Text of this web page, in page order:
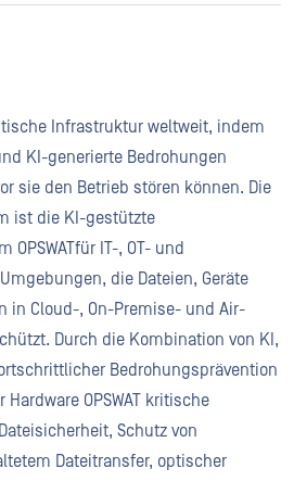
Infrastruktur weltweit, indem
KI-generierte Bedrohungen
sie den Betrieb stören können. Die
ist die KI-gestützte
IT-, OT- und
die Dateien, Geräte
in Cloud-, On-Premise- und Air-
Durch die Kombination von KI,
Bedrohungsprävention
OPSWAT kritische
Schutz von
Dateitransfer, optischer